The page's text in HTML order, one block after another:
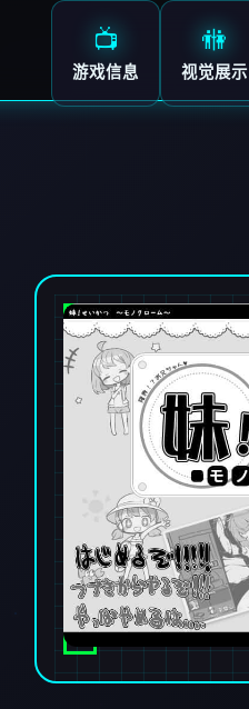
📺
游戏信息
🚻
视觉展示